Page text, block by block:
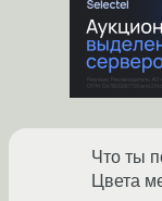
Что ты
Цвета